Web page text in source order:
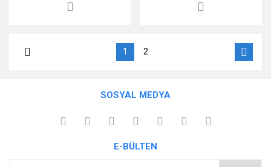
1 2
SOSYAL MEDYA
E-BÜLTEN